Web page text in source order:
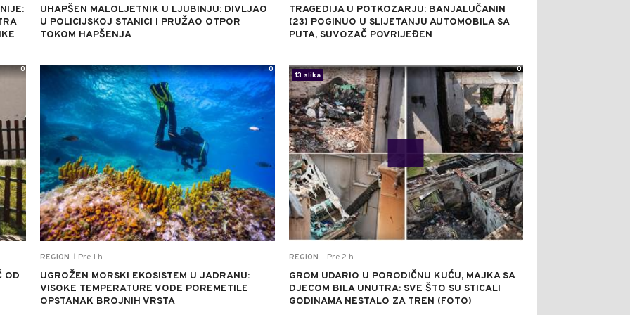
UHAPŠEN MALOLJETNIK U LJUBINJU: DIVLJAO
U POLICIJSKOJ STANICI I PRUŽAO OTPOR
TOKOM HAPŠENJA
TRAGEDIJA U POTKOZARJU: BANJALUČANIN
(23) POGINUO U SLIJETANJU AUTOMOBILA SA
PUTA, SUVOZAČ POVRIJEĐEN
OD
0
REGION Pre 1 h
UGROŽEN MORSKI EKOSISTEM U JADRANU:
VISOKE TEMPERATURE VODE POREMETILE
OPSTANAK BROJNIH VRSTA
0
REGION Pre 2 h
GROM UDARIO U PORODIČNU KUĆU, MAJKA SA
DJECOM BILA UNUTRA: SVE ŠTO SU STICALI
GODINAMA NESTALO ZA TREN (FOTO)
13 slika
0